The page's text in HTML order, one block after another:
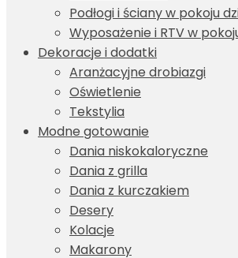
Podłogi i ściany w pokoju
Wyposażenie i RTV w
Dekoracje i dodatki
Aranżacyjne drobiazgi
Oświetlenie
Tekstylia
Modne gotowanie
Dania niskokaloryczne
Dania z grilla
Dania z kurczakiem
Desery
Kolacje
Makarony